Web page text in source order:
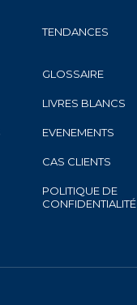
TENDANCES
GLOSSAIRE
LIVRES BLANCS
EVENEMENTS
CAS CLIENTS
POLITIQUE DE
CONFIDENTIALITÉ